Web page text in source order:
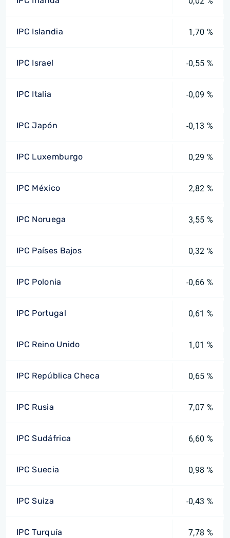
IPC Islandia 1,70 %
IPC Israel -0,55 %
IPC Italia -0,09 %
IPC Japón -0,13 %
IPC Luxemburgo 0,29 %
IPC México 2,82 %
IPC Noruega 3,55 %
IPC Países Bajos 0,32 %
IPC Polonia -0,66 %
IPC Portugal 0,61 %
IPC Reino Unido 1,01 %
IPC República Checa 0,65 %
IPC Rusia 7,07 %
IPC Sudáfrica 6,60 %
IPC Suecia 0,98 %
IPC Suiza -0,43 %
IPC Turquía 7,78 %